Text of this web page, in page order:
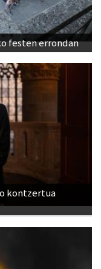
festen errondan
kontzertua